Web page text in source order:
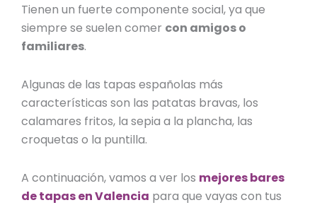
Tienen un fuerte componente social, ya que
siempre se suelen comer con amigos o
familiares.
Algunas de las tapas españolas más
características son las patatas bravas, los
calamares fritos, la sepia a la plancha, las
croquetas o la puntilla.
A continuación, vamos a ver los mejores bares
de tapas en Valencia para que vayas con tus